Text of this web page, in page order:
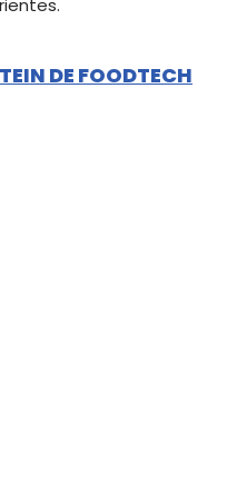
DE FOODTECH